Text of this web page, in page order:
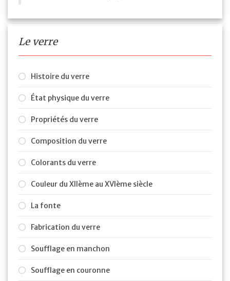
Le verre
Histoire du verre
État physique du verre
Propriétés du verre
Composition du verre
Colorants du verre
Couleur du XIIème au XVIème siècle
La fonte
Fabrication du verre
Soufflage en manchon
Soufflage en couronne